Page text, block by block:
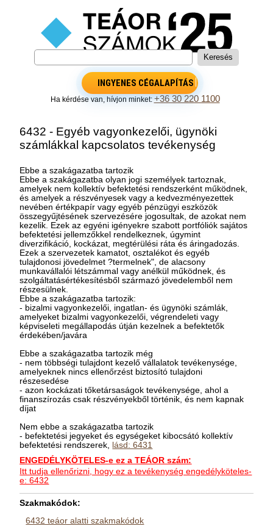
INGYENES CÉGALAPÍTÁS
Ha kérdése van, hívjon minket:+36 30 220 1100
6432 - Egyéb vagyonkezelői, ügynöki
számlákkal kapcsolatos tevékenység
Ebbe a szakágazatba tartozik
Ebbe a szakágazatba olyan jogi személyek tartoznak,
amelyek nem kollektív befektetési rendszerként működnek,
és amelyek a részvényesek vagy a kedvezményezettek
nevében értékpapír vagy egyéb pénzügyi eszközök
összegyűjtésének szervezésére jogosultak, de azokat nem
kezelik. Ezek az egyéni igényekre szabott portfóliók sajátos
befektetési jellemzőkkel rendelkeznek, úgymint
diverzifikáció, kockázat, megtérülési ráta és áringadozás.
Ezek a szervezetek kamatot, osztalékot és egyéb
tulajdonosi jövedelmet ?termelnek", de alacsony
munkavállalói létszámmal vagy anélkül működnek, és
szolgáltatásértékesítésből származó jövedelemből nem
részesülnek.
Ebbe a szakágazatba tartozik:
- bizalmi vagyonkezelői, ingatlan- és ügynöki számlák,
amelyeket bizalmi vagyonkezelői, végrendeleti vagy
képviseleti megállapodás útján kezelnek a befektetők
érdekében/javára
Ebbe a szakágazatba tartozik még
- nem többségi tulajdont kezelő vállalatok tevékenysége,
amelyeknek nincs ellenőrzést biztosító tulajdoni
részesedése
- azon kockázati tőketársaságok tevékenysége, ahol a
finanszírozás csak részvényekből történik, és nem kapnak
díjat
Nem ebbe a szakágazatba tartozik
- befektetési jegyeket és egységeket kibocsátó kollektív
befektetési rendszerek, lásd: 6431
ENGEDÉLYKÖTELES-e ez a TEÁOR szám:
Itt tudja ellenőrizni, hogy ez a tevékenység engedélyköteles-
e: 6432
Szakmakódok:
6432 teáor alatti szakmakódok